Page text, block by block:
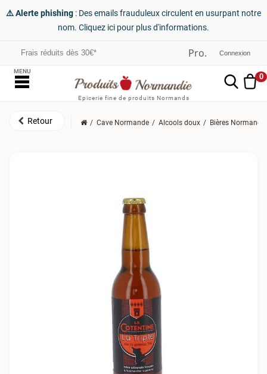
⚠️ Alerte phishing : Des emails frauduleux circulent en usurpant notre
nom. Cliquez ici pour plus d'informations.
Frais réduits dès 30€* Connexion
Epicerie fine de produits Normands
0
MENU
Cave Normande Alcools doux Bières